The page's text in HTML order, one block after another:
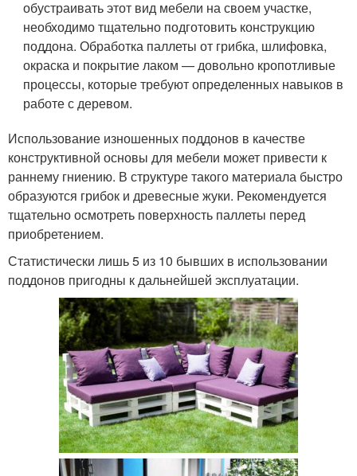
обустраивать этот вид мебели на своем участке,
необходимо тщательно подготовить конструкцию
поддона. Обработка паллеты от грибка, шлифовка,
окраска и покрытие лаком — довольно кропотливые
процессы, которые требуют определенных навыков в
работе с деревом.
Использование изношенных поддонов в качестве
конструктивной основы для мебели может привести к
раннему гниению. В структуре такого материала быстро
образуются грибок и древесные жуки. Рекомендуется
тщательно осмотреть поверхность паллеты перед
приобретением.
Статистически лишь 5 из 10 бывших в использовании
поддонов пригодны к дальнейшей эксплуатации.